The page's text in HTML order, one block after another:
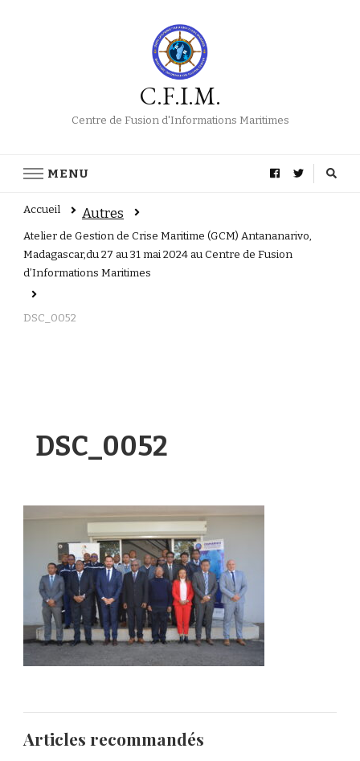
C.F.I.M.
Centre de Fusion d'Informations Maritimes
MENU
Accueil Autres
Atelier de Gestion de Crise Maritime (GCM) Antananarivo,
Madagascar,du 27 au 31 mai 2024 au Centre de Fusion
d’Informations Maritimes
DSC_0052
DSC_0052
Articles recommandés